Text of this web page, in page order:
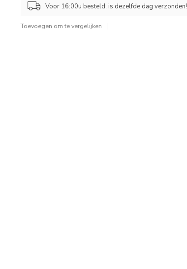
Voor 16:00u besteld, is dezelfde dag verzonden!
Toevoegen om te vergelijken